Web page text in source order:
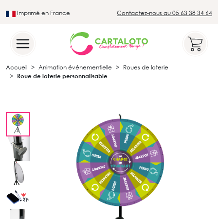
Imprimé en France Contactez-nous au 05 63 38 34 64
Accueil Animation événementielle
Roues de loterie
Roue de loterie personnalisable